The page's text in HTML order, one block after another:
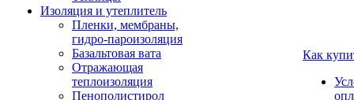
Изоляция и утеплитель
Пленки, мембраны,
гидро-пароизоляция
Базальтовая вата
Отражающая
теплоизоляция
Пенополистирол
Как